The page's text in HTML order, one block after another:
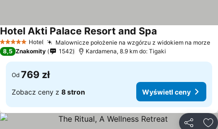
5 KategoriaHotel Malownicze położenie na wzgórzu z widokiem na morze
Hotel Akti Palace Resort and Spa
8,5 Znakomity 1542 Kardamena, 8.9 km do: Tigaki
Od 769 zł
Zobacz ceny z 8 stron Wyświetl ceny